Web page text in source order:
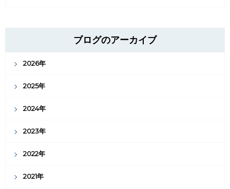
ブログのアーカイブ
2026年
2025年
2024年
2023年
2022年
2021年